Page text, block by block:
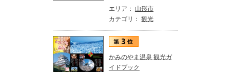
エリア： 山形市
カテゴリ： 観光
かみのやま温泉 観光ガ
イドブック